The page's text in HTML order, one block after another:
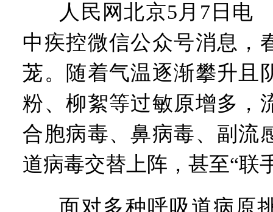
人民网北京5月7日电
中疾控微信公众号消息，
茏。随着气温逐渐攀升且
粉、柳絮等过敏原增多，
合胞病毒、鼻病毒、副流
道病毒交替上阵，甚至“联
面对多种呼吸道病原